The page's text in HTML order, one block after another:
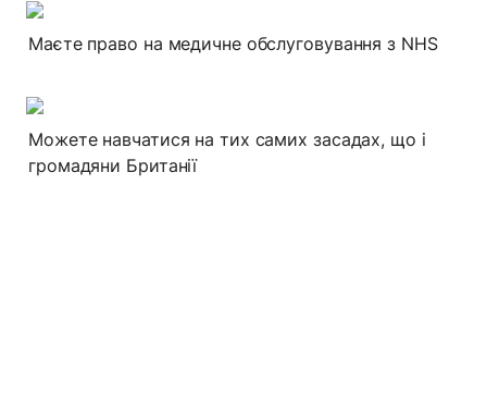
Маєте право на медичне обслуговування з NHS
Можете навчатися на тих самих засадах, що і
громадяни Британії